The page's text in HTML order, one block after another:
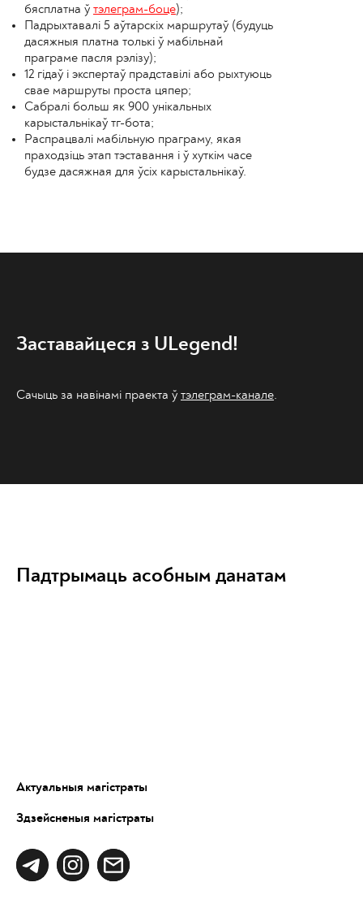
бясплатна ў тэлеграм-боце);
Падрыхтавалі 5 аўтарскіх маршрутаў (будуць
дасяжныя платна толькі ў мабільнай
праграме пасля рэлізу);
12 гідаў і экспертаў прадставілі або рыхтуюць
свае маршруты проста цяпер;
Сабралі больш як 900 унікальных
карыстальнікаў тг-бота;
Распрацвалі мабільную праграму, якая
праходзіць этап тэставання і ў хуткім часе
будзе дасяжная для ўсіх карыстальнікаў.
Заставайцеся з ULegend!
Сачыць за навінамі праекта ў тэлеграм-канале
Падтрымаць асобным данатам
Актуальныя магістраты
Здзейсненыя магістраты